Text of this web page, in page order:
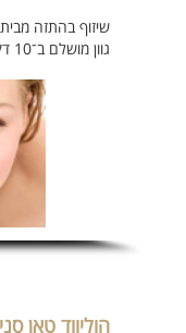
שיזוף בהתזה מבית Top Sun
גוון מושלם ב־10 דקות. טבעי, בריא, זוהר.
הוליווד טאן